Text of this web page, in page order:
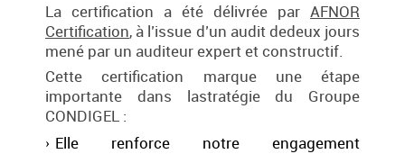
La certification a été délivrée par AFNOR
Certification, à l’issue d’un audit dedeux jours
mené par un auditeur expert et constructif.
Cette certification marque une étape
importante dans lastratégie du Groupe
CONDIGEL :
Elle renforce notre engagement